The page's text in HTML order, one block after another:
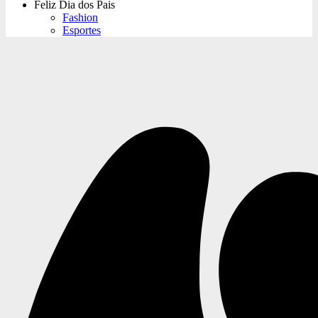
Feliz Dia dos Pais
Fashion
Esportes